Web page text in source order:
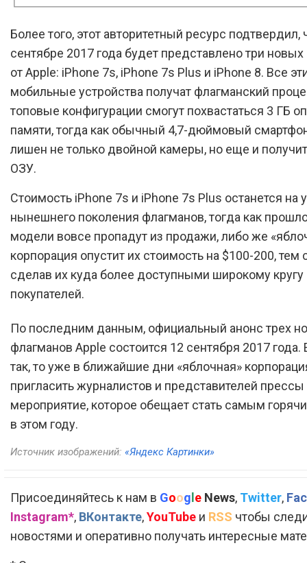
Более того, этот авторитетный ресурс подтвердил,
сентябре 2017 года будет представлено три
от Apple: iPhone 7s, iPhone 7s Plus и iPhone 8. Все
мобильные устройства получат флагманский
топовые конфигурации смогут похвастаться 3 ГБ
памяти, тогда как обычный 4,7-дюймовый
лишен не только двойной камеры, но еще и
ОЗУ.
Стоимость iPhone 7s и iPhone 7s Plus останется на
нынешнего поколения флагманов, тогда как
модели вовсе пропадут из продажи, либо же
корпорация опустит их стоимость на $100-200,
сделав их куда более доступными широкому кругу
покупателей.
По последним данным, официальный анонс трех
флагманов Apple состоится 12 сентября 2017 года.
так, то уже в ближайшие дни «яблочная»
пригласить журналистов и представителей прессы
мероприятие, которое обещает стать самым
в этом году.
Источник изображений: «Яндекс Картинки»
Присоединяйтесь к нам в Goog e News, Twitter,
Instagram*, ВКонтакте,YouTube и RSS чтобы
новостями и оперативно получать интересные